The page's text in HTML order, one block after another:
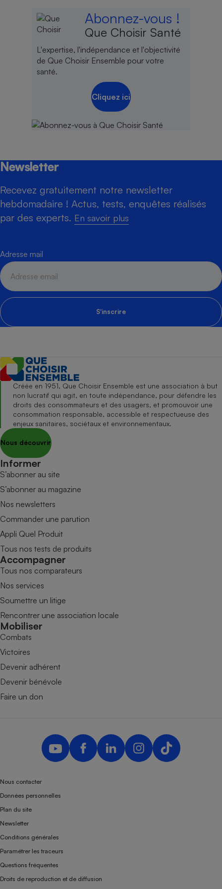
Abonnez-vous !
Que Choisir Santé
L'expertise, l'indépendance et l'objectivité
de Que Choisir Ensemble pour votre
santé.
Cliquez ici
Newsletter
Recevez gratuitement notre newsletter
hebdomadaire ! Actus, tests, enquêtes réalisés
par des experts. En savoir plus
Adresse mail
S'inscrire
Créée en 1951, Que Choisir Ensemble est une association à but
non lucratif qui agit, en toute indépendance, pour défendre les
droits des consommateurs et des usagers, et promouvoir une
consommation responsable, accessible et respectueuse des
enjeux sanitaires, sociétaux et environnementaux.
Nous découvrir
Informer
S’abonner au site
S’abonner au magazine
Nos newsletters
Commander une parution
Appli Quel Produit
Tous nos tests de produits
Accompagner
Tous nos comparateurs
Nos services
Soumettre un litige
Rencontrer une association locale
Mobiliser
Combats
Victoires
Devenir adhérent
Devenir bénévole
Faire un don
Nous contacter
Données personnelles
Plan du site
Newsletter
Conditions générales
Paramétrer les traceurs
Questions fréquentes
Droits de reproduction et de diffusion